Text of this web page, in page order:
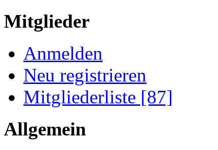
Mitglieder
Anmelden
Neu registrieren
Mitgliederliste [87]
Allgemein